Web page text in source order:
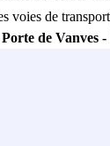
voies de
de Vanves